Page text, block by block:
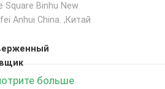
Square Binhu New
Anhui China. ,Китай
больше